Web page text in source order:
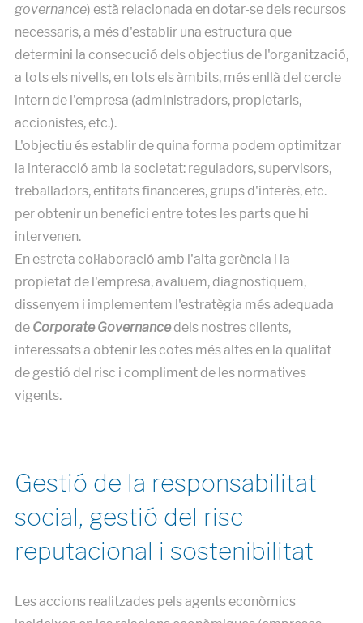
governance) està relacionada en dotar-se dels recursos
necessaris, a més d'establir una estructura que
determini la consecució dels objectius de l'organització,
a tots els nivells, en tots els àmbits, més enllà del cercle
intern de l'empresa (administradors, propietaris,
accionistes, etc.).
L'objectiu és establir de quina forma podem optimitzar
la interacció amb la societat: reguladors, supervisors,
treballadors, entitats financeres, grups d'interès, etc.
per obtenir un benefici entre totes les parts que hi
intervenen.
En estreta col·laboració amb l'alta gerència i la
propietat de l'empresa, avaluem, diagnostiquem,
dissenyem i implementem l'estratègia més adequada
de Corporate Governancedels nostres clients,
interessats a obtenir les cotes més altes en la qualitat
de gestió del risc i compliment de les normatives
vigents.
Gestió de la responsabilitat
social, gestió del risc
reputacional i sostenibilitat
Les accions realitzades pels agents econòmics